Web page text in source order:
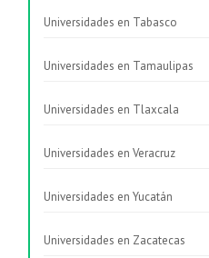
Universidades en Tabasco
Universidades en Tamaulipas
Universidades en Tlaxcala
Universidades en Veracruz
Universidades en Yucatán
Universidades en Zacatecas